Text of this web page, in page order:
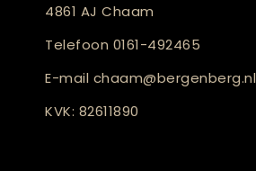
4861 AJ Chaam
Telefoon 0161-492465
E-mail chaam@bergenberg.nl
KVK: 82611890